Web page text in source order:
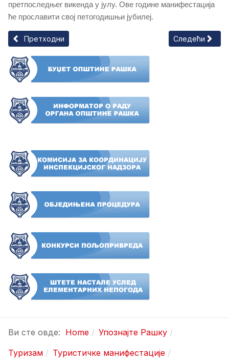
претпоследњег викенда у јулу. Ове године манифестација
ће прославити свој петогодишњи јубилеј.
Претходни чланак: Рашке духовне свечаности
Претходни Следећи
Следећи
Ви сте овде: Home
Упознајте Рашку
Туризам
Туристичке манифестације